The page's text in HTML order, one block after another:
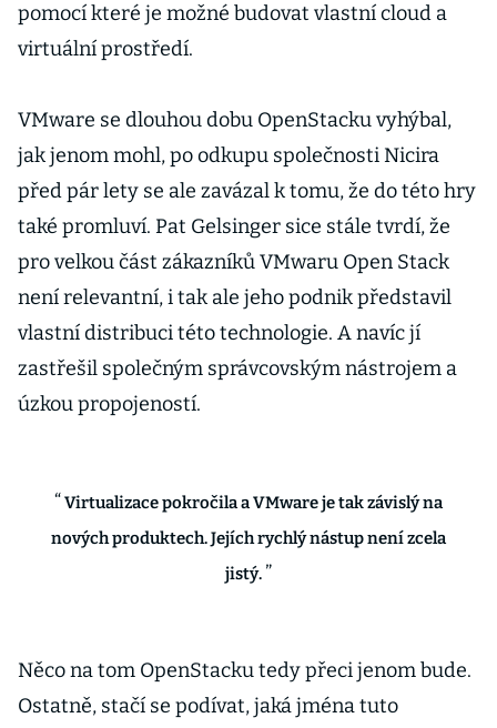
pomocí které je možné budovat vlastní cloud a
virtuální prostředí.
VMware se dlouhou dobu OpenStacku vyhýbal,
jak jenom mohl, po odkupu společnosti Nicira
před pár lety se ale zavázal k tomu, že do této hry
také promluví. Pat Gelsinger sice stále tvrdí, že
pro velkou část zákazníků VMwaru Open Stack
není relevantní, i tak ale jeho podnik představil
vlastní distribuci této technologie. A navíc jí
zastřešil společným správcovským nástrojem a
úzkou propojeností.
Virtualizace pokročila a VMware je tak závislý na
nových produktech. Jejích rychlý nástup není zcela
jistý.
Něco na tom OpenStacku tedy přeci jenom bude.
Ostatně, stačí se podívat, jaká jména tuto